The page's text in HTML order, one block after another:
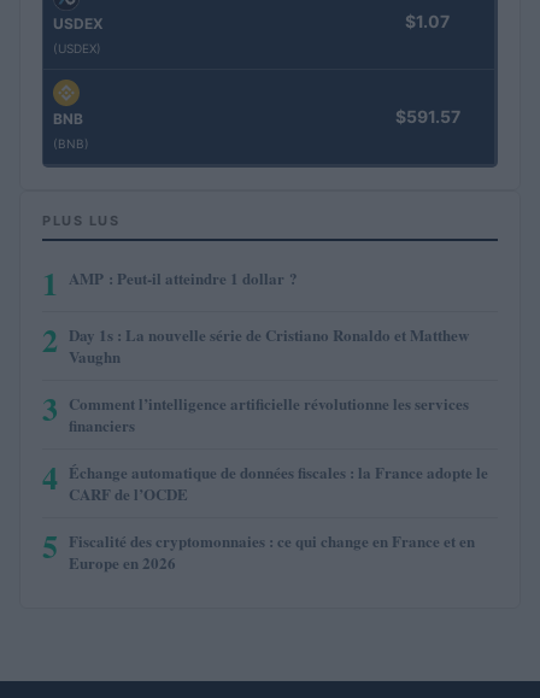
USDEX
(USDEX)
$1.07
BNB
(BNB)
$591.57
PLUS LUS
1 AMP : Peut-il atteindre 1 dollar ?
2 Day 1s : La nouvelle série de Cristiano Ronaldo et Matthew
Vaughn
3 Comment l’intelligence artificielle révolutionne les services
financiers
4 Échange automatique de données fiscales : la France adopte le
CARF de l’OCDE
5 Fiscalité des cryptomonnaies : ce qui change en France et en
Europe en 2026